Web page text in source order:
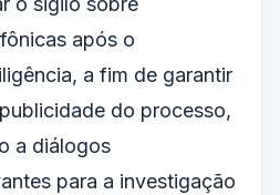
após o
a fim de garantir
do processo,
a diálogos
para a investigação